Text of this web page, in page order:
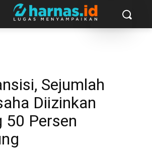
Sejumlah
Diizinkan
50 Persen